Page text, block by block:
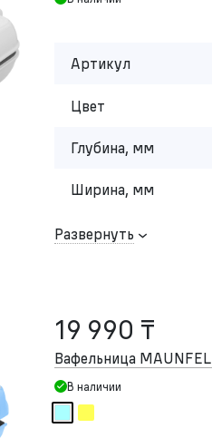
Артикул
Цвет
Глубина, мм
Ширина, мм
Развернуть
19 990 ₸
Вафельница
В наличии